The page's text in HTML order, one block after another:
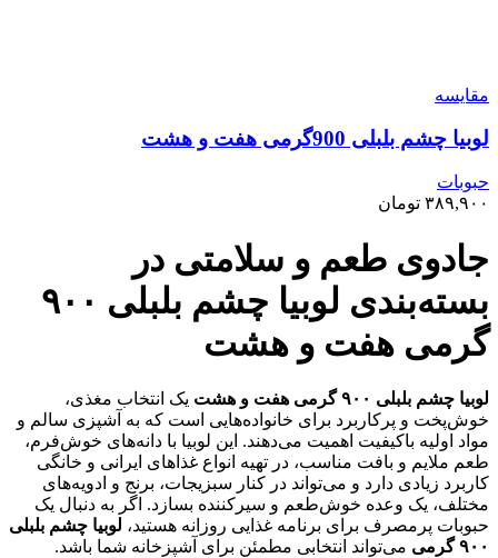
مقايسه
لوبیا چشم بلبلی 900گرمی هفت و هشت
حبوبات
۳۸۹,۹۰۰ تومان
جادوی طعم و سلامتی در
بسته‌بندی لوبیا چشم بلبلی ۹۰۰
گرمی هفت و هشت
لوبیا چشم بلبلی ۹۰۰ گرمی هفت و هشت
یک انتخاب مغذی،
خوش‌پخت و پرکاربرد برای خانواده‌هایی است که به آشپزی سالم و
مواد اولیه باکیفیت اهمیت می‌دهند. این لوبیا با دانه‌های خوش‌فرم،
طعم ملایم و بافت مناسب، در تهیه انواع غذاهای ایرانی و خانگی
کاربرد زیادی دارد و می‌تواند در کنار سبزیجات، برنج و ادویه‌های
مختلف، یک وعده خوش‌طعم و سیرکننده بسازد. اگر به دنبال یک
حبوبات پرمصرف برای برنامه غذایی روزانه هستید، لوبیا چشم بلبلی
۹۰۰ گرمی
می‌تواند انتخابی مطمئن برای آشپزخانه شما باشد.